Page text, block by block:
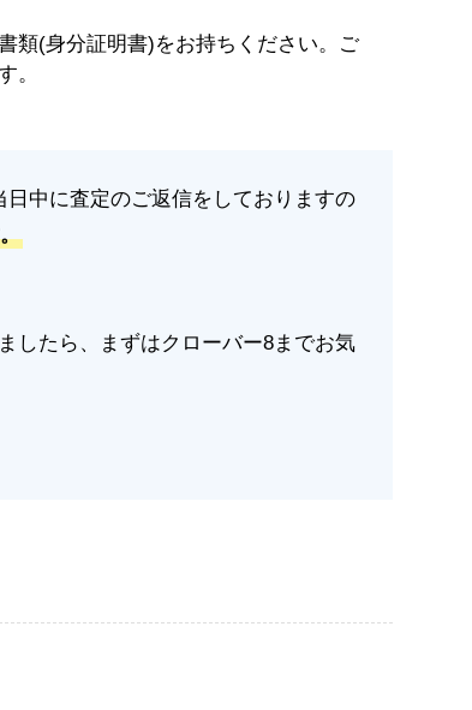
類(身分証明書)をお持ちください。ご
。
中に査定のご返信をしておりますの
したら、まずはクローバー8までお気